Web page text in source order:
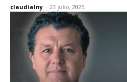
claudialny - 23 julio, 2025